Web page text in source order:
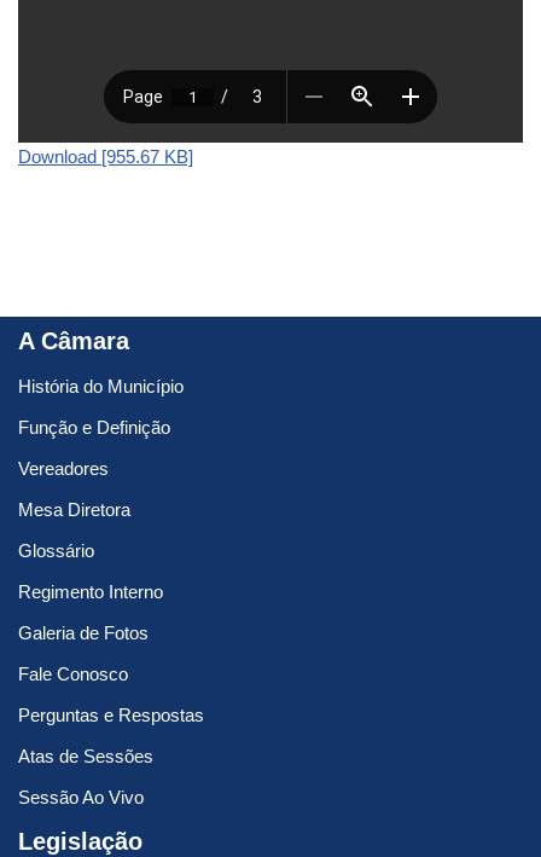
Download [955.67 KB]
A Câmara
História do Município
Função e Definição
Vereadores
Mesa Diretora
Glossário
Regimento Interno
Galeria de Fotos
Fale Conosco
Perguntas e Respostas
Atas de Sessões
Sessão Ao Vivo
Legislação